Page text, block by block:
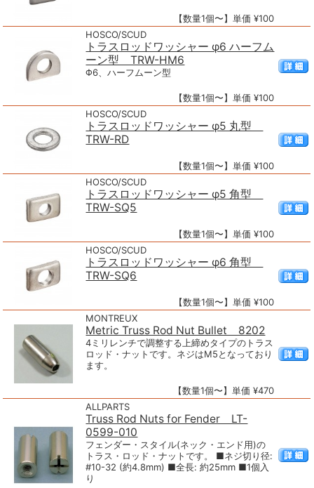
【数量1個〜】単価 ¥100
HOSCO/SCUD
トラスロッドワッシャー φ6 ハーフム
ーン型 TRW-HM6
Φ6、ハーフムーン型
【数量1個〜】単価 ¥100
HOSCO/SCUD
トラスロッドワッシャー φ5 丸型
TRW-RD
【数量1個〜】単価 ¥100
HOSCO/SCUD
トラスロッドワッシャー φ5 角型
TRW-SQ5
【数量1個〜】単価 ¥100
HOSCO/SCUD
トラスロッドワッシャー φ6 角型
TRW-SQ6
【数量1個〜】単価 ¥100
MONTREUX
Metric Truss Rod Nut Bullet 8202
4ミリレンチで調整する上締めタイプのトラス
ロッド・ナットです。ネジはM5となっており
ます。
【数量1個〜】単価 ¥470
ALLPARTS
Truss Rod Nuts for Fender LT-
0599-010
フェンダー・スタイル(ネック・エンド用)の
トラス・ロッド・ナットです。 ■ネジ切り径:
#10-32 (約4.8mm) ■全長: 約25mm ■1個入
り